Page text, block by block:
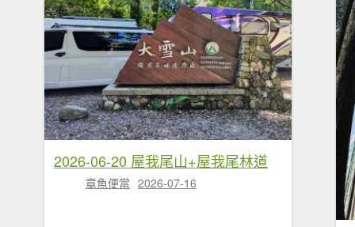
2026-06-20 屋我尾山+屋我尾林道
章魚便當 2026-07-16